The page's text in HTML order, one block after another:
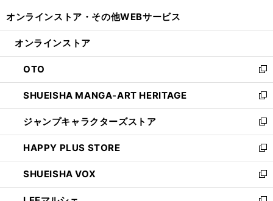
開
ン
ウ
で
開
く
ウ
ン
ド
ウ
で
開
く
オンラインストア・ その他WEBサービス
オンラインストア
OTO
新
し
い
ウ
ィ
ン
ド
ウ
で
開
SHUEISHA MANGA-ART HERITAGE
新
し
い
ウ
ィ
ン
ド
ウ
ジャンプキャラクターズストア
新
し
い
ウ
ィ
ン
HAPPY PLUS STORE
新
し
い
ウ
SHUEISHA VOX
新
し